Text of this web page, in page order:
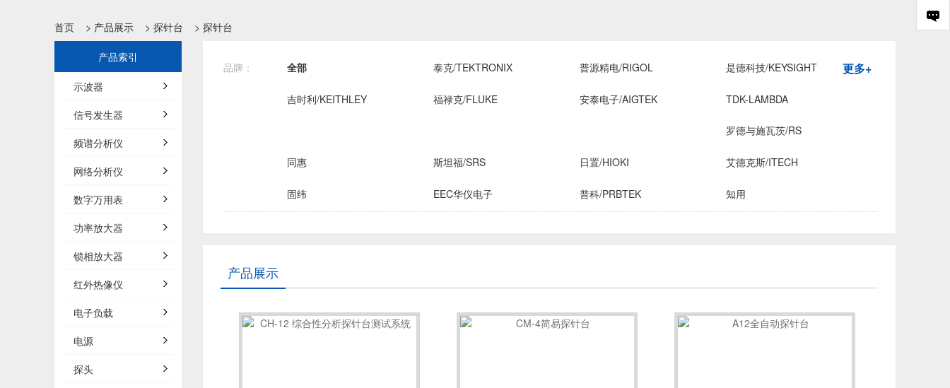
首页 > 产品展示 > 探针台 > 探针台
产品索引
示波器
信号发生器
频谱分析仪
网络分析仪
数字万用表
功率放大器
锁相放大器
红外热像仪
电子负载
电源
探头
品牌： 全部 泰克/TEKTRONIX 普源精电/RIGOL 是德科技/KEYSIGHT
吉时利/KEITHLEY 福禄克/FLUKE 安泰电子/AIGTEK TDK-LAMBDA
罗德与施瓦茨/RS
同惠 斯坦福/SRS 日置/HIOKI 艾德克斯/ITECH
固纬 EEC华仪电子 普科/PRBTEK 知用
稳科/WAYNE KERR
更多+
产品展示